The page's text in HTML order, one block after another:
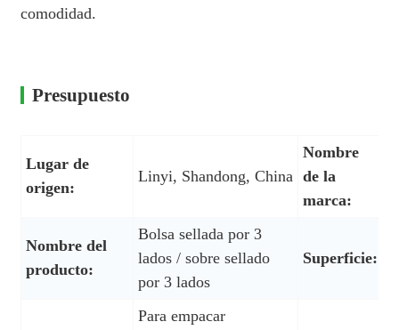
comodidad.
Presupuesto
Lugar de
origen:
Linyi, Shandong, China
Nombre
de la
marca:
Nombre del
producto:
Bolsa sellada por 3
lados / sobre sellado
por 3 lados
Superficie:
Para empacar